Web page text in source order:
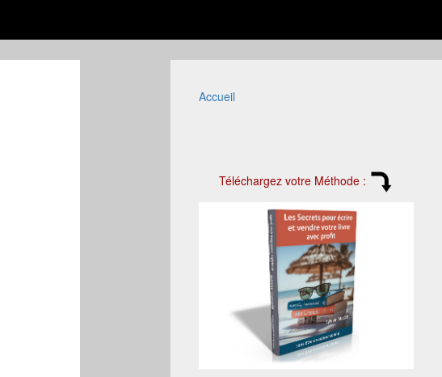
Accueil
Téléchargez votre Méthode :